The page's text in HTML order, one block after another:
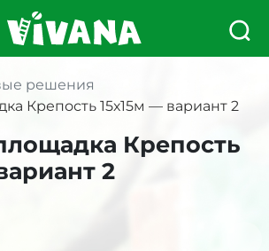
решения
Крепость 15х15м — вариант 2
Крепость
2